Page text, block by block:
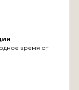
время от